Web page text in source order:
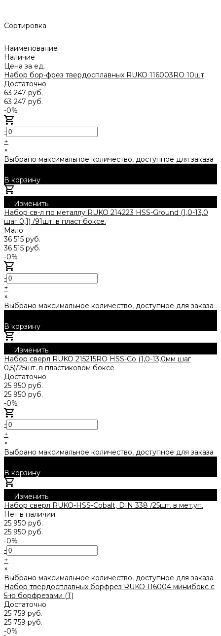
Сортировка
Наименование
Наличие
Цена за ед.
Набор бор-фрез твердосплавных RUKO 116003RO 10шт
Достаточно
63 247 руб.
63 247 руб.
-0%
-
+
×
Выбрано максимальное количество, доступное для заказа
В корзину
Изменить
Набор св-л по металлу RUKO 214223 HSS-Ground (1,0-13,0
шаг 0,1) /91шт. в пласт.боксе.
Мало
36 515 руб.
36 515 руб.
-0%
-
+
×
Выбрано максимальное количество, доступное для заказа
В корзину
Изменить
Набор сверл RUKO 215215RO HSS-Co (1,0-13,0мм шаг
0,5)/25шт. в пластиковом боксе
Достаточно
25 950 руб.
25 950 руб.
-0%
-
+
×
Выбрано максимальное количество, доступное для заказа
В корзину
Изменить
Набор сверл RUKO-HSS-Cobalt, DIN 338 /25шт. в мет.уп.
Нет в наличии
25 950 руб.
25 950 руб.
-0%
-
+
×
Выбрано максимальное количество, доступное для заказа
Набор твердосплавных борфрез RUKO 116004 минибокс с
5-ю борфрезами (Т)
Достаточно
25 759 руб.
25 759 руб.
-0%